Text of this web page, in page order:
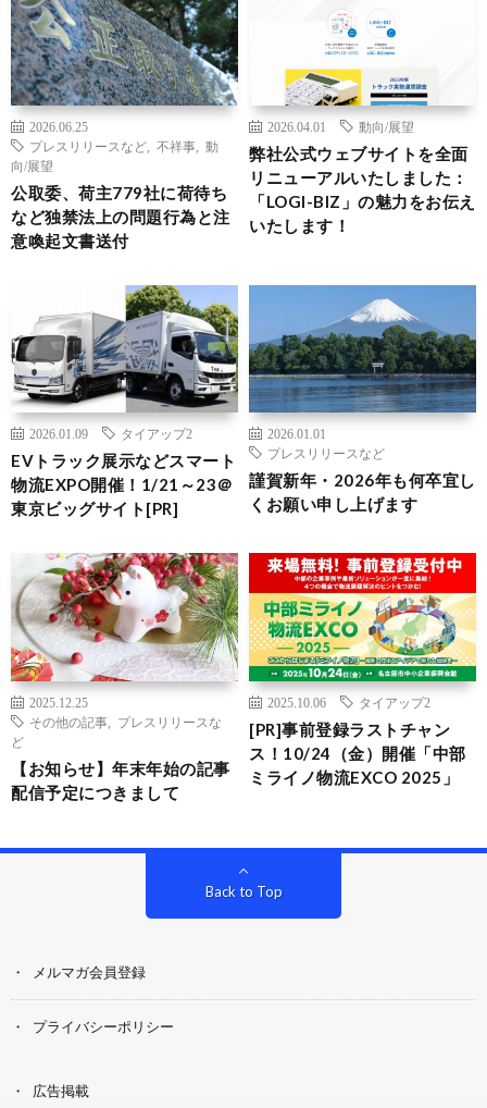
2026.06.25
プレスリリースなど
不祥事
動
向/展望
公取委、荷主779社に荷待ち
など独禁法上の問題行為と注
意喚起文書送付
2026.04.01 動向/展望
弊社公式ウェブサイトを全面
リニューアルいたしました：
「LOGI-BIZ」の魅力をお伝え
いたします！
2026.01.09 タイアップ2
EVトラック展示などスマート
物流EXPO開催！1/21～23＠
東京ビッグサイト[PR]
2026.01.01
プレスリリースなど
謹賀新年・2026年も何卒宜し
くお願い申し上げます
2025.12.25
その他の記事
プレスリリースな
ど
【お知らせ】年末年始の記事
配信予定につきまして
2025.10.06 タイアップ2
[PR]事前登録ラストチャン
ス！10/24（金）開催「中部
ミライノ物流EXCO 2025」
Back to Top
メルマガ会員登録
プライバシーポリシー
広告掲載